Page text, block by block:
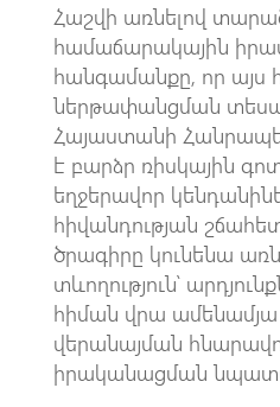
Հաշվի առնելով
համաճարակային
հանգամանքը, որ այս
ներթափանցման
Հայաստանի
է բարձր ռիսկային
եղջերավոր
հիվանդության
ծրագիրը կունենա
տևողություն՝
հիման վրա
վերանայման
իրականացման